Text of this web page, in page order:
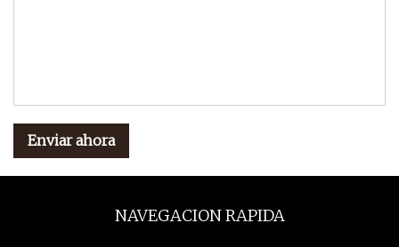
Enviar ahora
NAVEGACION RAPIDA